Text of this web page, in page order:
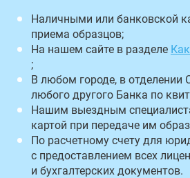
Наличными или банковской
приема образцов;
На нашем сайте в разделе
;
В любом городе, в отделении
любого другого Банка по
Нашим выездным
картой при передаче им
По расчетному счету для
с предоставлением всех
и бухгалтерских документов.